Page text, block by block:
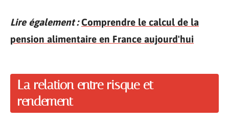
Lire également : Comprendre le calcul de la
pension alimentaire en France aujourd'hui
La relation entre risque et
rendement